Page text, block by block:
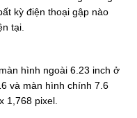
kỳ điện thoại gập nào
tại.
hình ngoài 6.23 inch ở
và màn hình chính 7.6
1,768 pixel.